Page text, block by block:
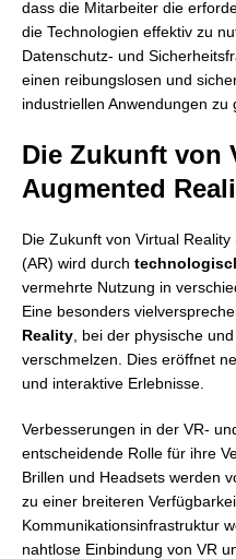
dass die Mitarbeiter die
die Technologien effektiv zu
Datenschutz- und
einen reibungslosen und
industriellen Anwendungen zu
Die Zukunft von
Augmented
Die Zukunft von Virtual Reality
(AR) wird durch
vermehrte Nutzung in
Eine besonders
Reality , bei der physische
verschmelzen. Dies eröffnet
und interaktive Erlebnisse.
Verbesserungen in der VR-
entscheidende Rolle für ihre
Brillen und Headsets werden
zu einer breiteren
Kommunikationsinfrastruktur
nahtlose Einbindung von VR